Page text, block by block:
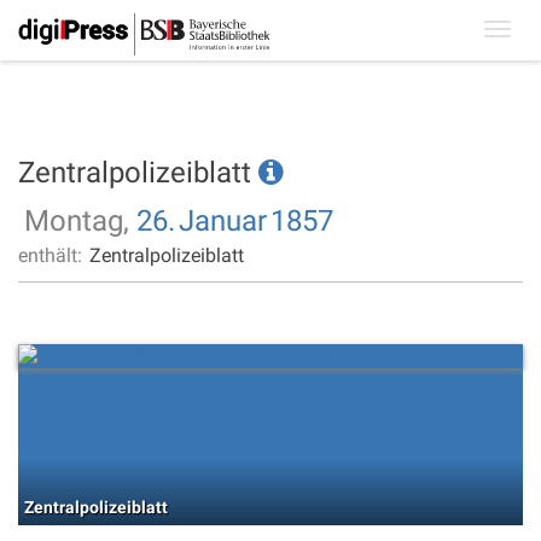
Zentralpolizeiblatt
Montag, 26.Januar1857
enthält: Zentralpolizeiblatt
Zentralpolizeiblatt